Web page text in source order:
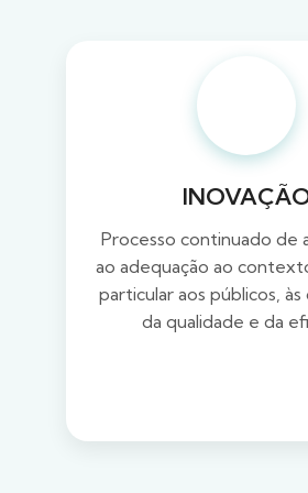
Processo continuado de
ao adequação ao
particular aos públicos,
da qualidade e da